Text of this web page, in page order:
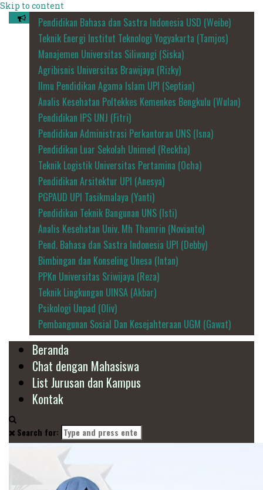
Skip to content
Pendidikan Bahasa dan Sastra Indonesia USD (Weibe)
Teknik Energi Institut Teknologi Yogyakarta (Tamjos)
Manajemen Universitas Siliwangi (Siska)
Agribisnis Universitas Brawijaya (Rizky)
Ilmu Pendidikan Agama Islam UPI (Septian)
Analis Kesehatan Poltekkes Kemenkes Bengkulu (Wulan)
Pendidikan IPS UNJ (Fitri)
Pendidikan Administrasi Perkantoran UNS (Isna)
Pendidikan Luar Sekolah Unimed (Reckha)
Teknik Logistik Universitas Pertamina (Ocha)
Pendidikan Arsitektur UPI (Anesya)
PGPAUD UPI Tasikmalaya (Yanti)
Pendidikan Teknik Bangunan UNS (Isti)
Analis Kesehatan Univ. Mh Thamrin (Novianto)
Pend. Bahasa dan Sastra Indonesia UPI (Debby)
Bimbingan dan Konseling Unesa (Intan)
PPKn Universitas Sriwijaya (Reza)
Teknik Lingkungan UINSA (Akbar)
Psikologi Unpad (Oliv)
Pembangunan Sosial Dan Kesejahteraan UGM (Gawat)
Beranda
Chat dengan Mahasiswa
List Jurusan dan Kampus
Kontak
Search for: